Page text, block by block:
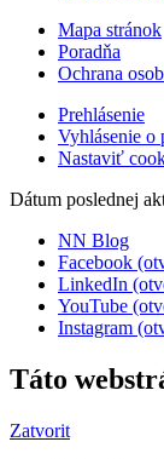
Mapa stránok
Poradňa
Ochrana
Prehlásenie
Vyhlásenie o
Nastaviť
Dátum poslednej
NN Blog
Facebook
LinkedIn
YouTube
Instagram
Táto
Zatvorit